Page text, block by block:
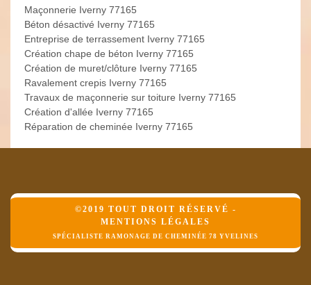
Maçonnerie Iverny 77165
Béton désactivé Iverny 77165
Entreprise de terrassement Iverny 77165
Création chape de béton Iverny 77165
Création de muret/clôture Iverny 77165
Ravalement crepis Iverny 77165
Travaux de maçonnerie sur toiture Iverny 77165
Création d'allée Iverny 77165
Réparation de cheminée Iverny 77165
©2019 TOUT DROIT RÉSERVÉ -
MENTIONS LÉGALES
SPÉCIALISTE RAMONAGE DE CHEMINÉE 78 YVELINES